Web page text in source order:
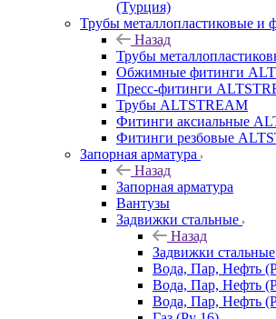
(Турция)
Трубы металлопластиковые и
Назад
Трубы
Обжимные фитинги
Пресс-фитинги
Трубы ALTSTREAM
Фитинги аксиальные
Фитинги резбовые
Запорная арматура
Назад
Запорная арматура
Вантузы
Задвижки стальные
Назад
Задвижки стальные
Вода, Пар, Нефть
Вода, Пар, Нефть
Вода, Пар, Нефть